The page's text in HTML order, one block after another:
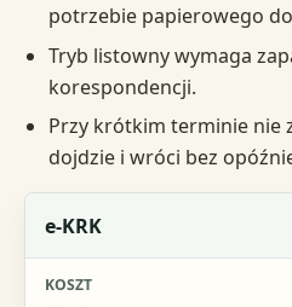
potrzebie papierowego
Tryb listowny wymaga
korespondencji.
Przy krótkim terminie nie
dojdzie i wróci bez
Tryb
Koszt
e-KRK